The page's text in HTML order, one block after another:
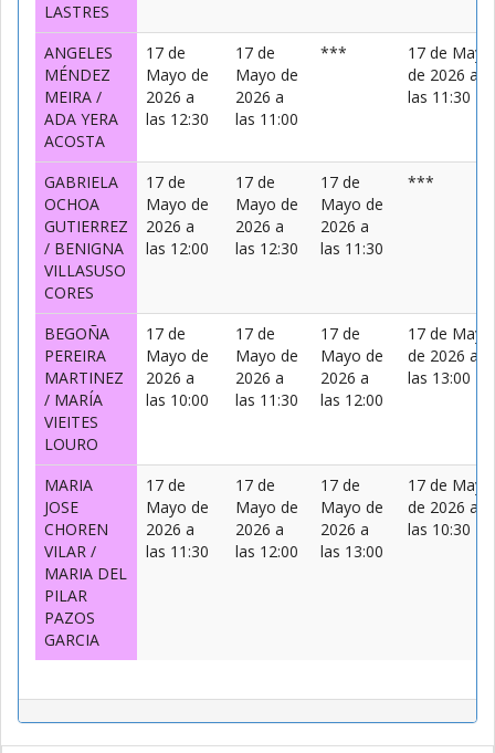
LASTRES
ANGELES
MÉNDEZ
MEIRA /
ADA YERA
ACOSTA
17 de
Mayo de
2026 a
las 12:30
17 de
Mayo de
2026 a
las 11:00
***
17 de Mayo
de 2026 a
las 11:30
GABRIELA
OCHOA
GUTIERREZ
/ BENIGNA
VILLASUSO
CORES
17 de
Mayo de
2026 a
las 12:00
17 de
Mayo de
2026 a
las 12:30
17 de
Mayo de
2026 a
las 11:30
***
BEGOÑA
PEREIRA
MARTINEZ
/ MARÍA
VIEITES
LOURO
17 de
Mayo de
2026 a
las 10:00
17 de
Mayo de
2026 a
las 11:30
17 de
Mayo de
2026 a
las 12:00
17 de Mayo
de 2026 a
las 13:00
MARIA
JOSE
CHOREN
VILAR /
MARIA DEL
PILAR
PAZOS
GARCIA
17 de
Mayo de
2026 a
las 11:30
17 de
Mayo de
2026 a
las 12:00
17 de
Mayo de
2026 a
las 13:00
17 de Mayo
de 2026 a
las 10:30